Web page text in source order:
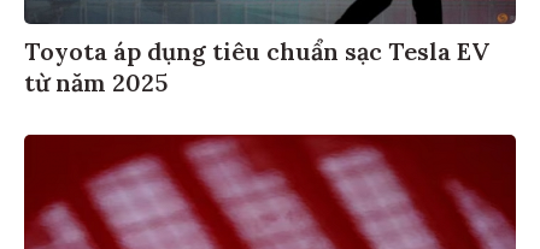
Toyota áp dụng tiêu chuẩn sạc Tesla EV
từ năm 2025